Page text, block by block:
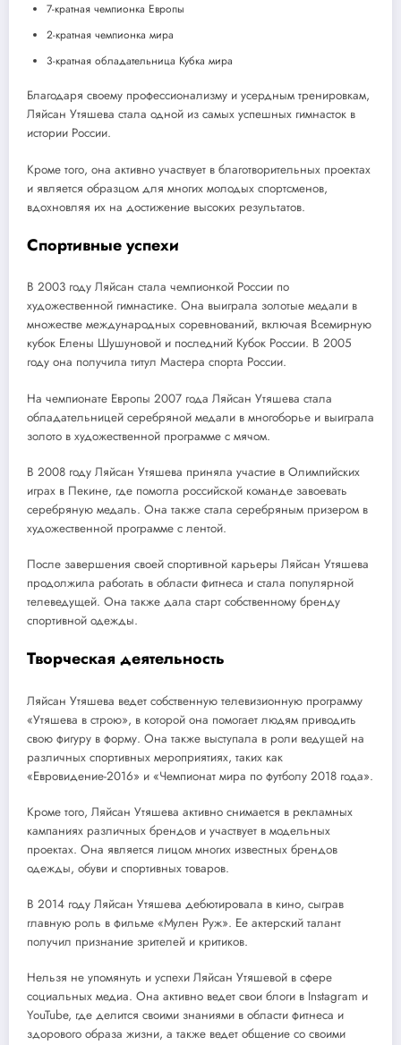
7-кратная чемпионка Европы
2-кратная чемпионка мира
3-кратная обладательница Кубка мира
Благодаря своему профессионализму и усердным тренировкам,
Ляйсан Утяшева стала одной из самых успешных гимнасток в
истории России.
Кроме того, она активно участвует в благотворительных проектах
и является образцом для многих молодых спортсменов,
вдохновляя их на достижение высоких результатов.
Спортивные успехи
В 2003 году Ляйсан стала чемпионкой России по
художественной гимнастике. Она выиграла золотые медали в
множестве международных соревнований, включая Всемирную
кубок Елены Шушуновой и последний Кубок России. В 2005
году она получила титул Мастера спорта России.
На чемпионате Европы 2007 года Ляйсан Утяшева стала
обладательницей серебряной медали в многоборье и выиграла
золото в художественной программе с мячом.
В 2008 году Ляйсан Утяшева приняла участие в Олимпийских
играх в Пекине, где помогла российской команде завоевать
серебряную медаль. Она также стала серебряным призером в
художественной программе с лентой.
После завершения своей спортивной карьеры Ляйсан Утяшева
продолжила работать в области фитнеса и стала популярной
телеведущей. Она также дала старт собственному бренду
спортивной одежды.
Творческая деятельность
Ляйсан Утяшева ведет собственную телевизионную программу
«Утяшева в строю», в которой она помогает людям приводить
свою фигуру в форму. Она также выступала в роли ведущей на
различных спортивных мероприятиях, таких как
«Евровидение-2016» и «Чемпионат мира по футболу 2018 года».
Кроме того, Ляйсан Утяшева активно снимается в рекламных
кампаниях различных брендов и участвует в модельных
проектах. Она является лицом многих известных брендов
одежды, обуви и спортивных товаров.
В 2014 году Ляйсан Утяшева дебютировала в кино, сыграв
главную роль в фильме «Мулен Руж». Ее актерский талант
получил признание зрителей и критиков.
Нельзя не упомянуть и успехи Ляйсан Утяшевой в сфере
социальных медиа. Она активно ведет свои блоги в Instagram и
YouTube, где делится своими знаниями в области фитнеса и
здорового образа жизни, а также ведет общение со своими